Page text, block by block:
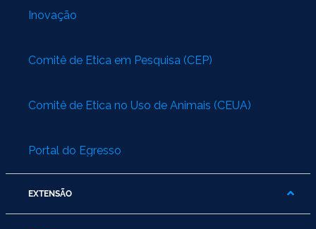
Inovação
Comitê de Ética em Pesquisa (CEP)
Comitê de Ética no Uso de Animais (CEUA)
Portal do Egresso
EXTENSÃO